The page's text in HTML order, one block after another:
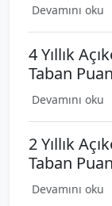
Devamını oku
4 Yıllık
Taban
Devamını oku
2 Yıllık
Taban
Devamını oku